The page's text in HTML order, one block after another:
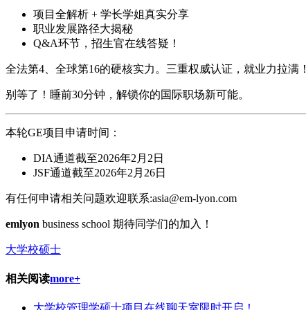
项目全解析 + 学长学姐真实分享
职业发展路径大揭秘
Q&A环节，招生官在线答疑！
全法第4、全球第16的硬核实力。三重权威认证，就业力拉满！
别等了！睡前30分钟，解锁你的国际职场新可能。
本轮GE项目申请时间：
DIA通道截至2026年2月2日
JSF通道截至2026年2月26日
有任何申请相关问题欢迎联系:asia@em-lyon.com
emlyon business school 期待同学们的加入！
大学校硕士
相关阅读more+